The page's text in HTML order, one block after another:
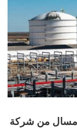
447 شحنة غاز مسال من شركة